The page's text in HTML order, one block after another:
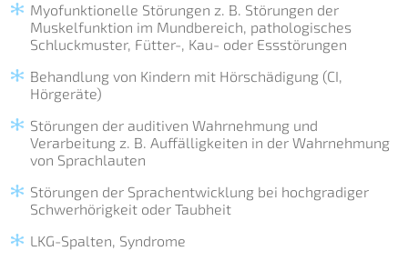
Myofunktionelle Störungen z. B. Störungen der
Muskelfunktion im Mundbereich, pathologisches
Schluckmuster, Fütter-, Kau- oder Essstörungen
Behandlung von Kindern mit Hörschädigung (CI,
Hörgeräte)
Störungen der auditiven Wahrnehmung und
Verarbeitung z. B. Auffälligkeiten in der Wahrnehmung
von Sprachlauten
Störungen der Sprachentwicklung bei hochgradiger
Schwerhörigkeit oder Taubheit
LKG-Spalten, Syndrome